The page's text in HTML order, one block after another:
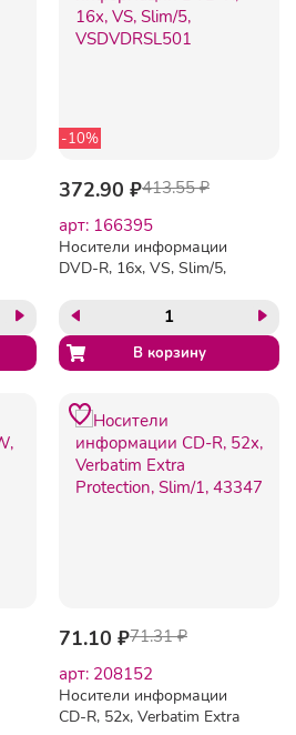
-10%
372.90 ₽413.55 ₽
арт: 166395
Носители информации
DVD-R, 16x, VS, Slim/5,
71.10 ₽71.31 ₽
арт: 208152
Носители информации
CD-R, 52x, Verbatim Extra